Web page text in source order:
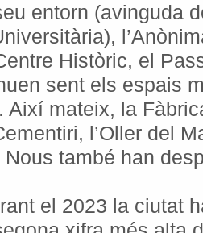
entorn (avinguda
Històric, el
sent els espais
Així mateix, la
l’Oller del
també han
el 2023 la ciutat